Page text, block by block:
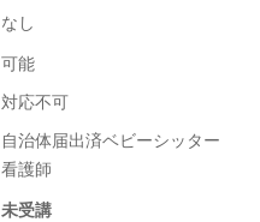
なし
可能
対応不可
自治体届出済ベビーシッター
看護師
未受講